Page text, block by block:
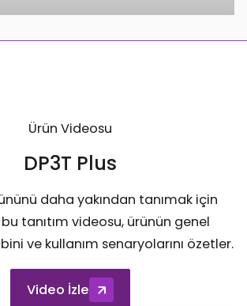
Ürün Videosu
DP3T Plus
daha yakından tanımak için
tanıtım videosu, ürünün genel
ve kullanım senaryolarını özetler.
Video İzle